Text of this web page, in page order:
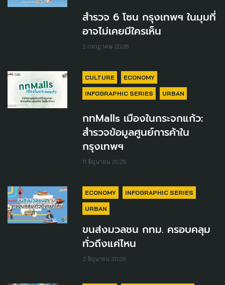
สำรวจ 6 โซน กรุงเทพฯ ในมุมที่
อาจไม่เคยมีใครเห็น
3 กรกฎาคม 2026
CULTURE ECONOMY
INFOGRAPHIC SERIES URBAN
กทMalls เมืองในกระจกแก้ว:
สำรวจข้อมูลศูนย์การค้าใน
กรุงเทพฯ
11 มิถุนายน 2026
ECONOMY INFOGRAPHIC SERIES
URBAN
ขนส่งมวลชน กทม. ครอบคลุม
ทั่วถึงแค่ไหน
2 มิถุนายน 2026